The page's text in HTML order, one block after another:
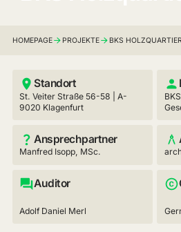
HOMEPAGE PROJEKTE BKS
Standort
St. Veiter Straße 56-58 | A-
9020 Klagenfurt
Ansprechpartner
Manfred Isopp, MSc.
Auditor
Adolf Daniel Merl